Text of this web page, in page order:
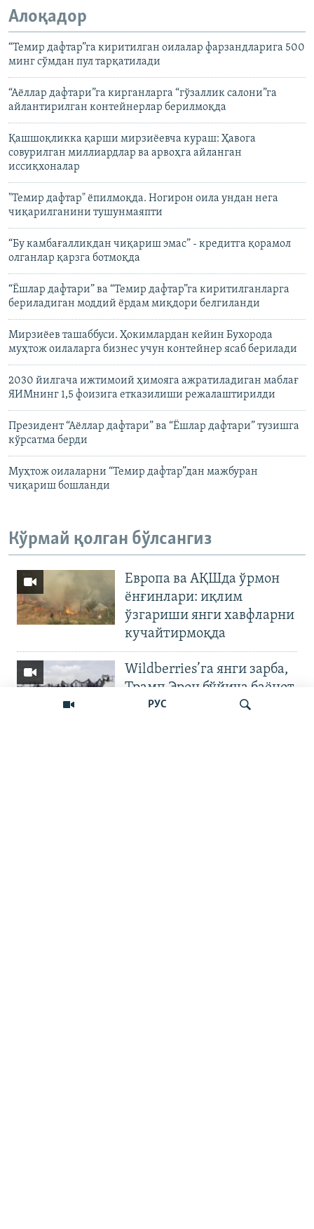
РУС
Алоқадор
“Темир дафтар”га киритилган оилалар фарзандларига 500
минг сўмдан пул тарқатилади
“Аёллар дафтари”га кирганларга “гўзаллик салони”га
айлантирилган контейнерлар берилмоқда
Қашшоқликка қарши мирзиëевча кураш: Ҳавога
совурилган миллиардлар ва арвоҳга айланган
иссиқхоналар
"Темир дафтар" ёпилмоқда. Ногирон оила ундан нега
чиқарилганини тушунмаяпти
“Бу камбағалликдан чиқариш эмас” - кредитга қорамол
олганлар қарзга ботмоқда
“Ёшлар дафтари” ва “Темир дафтар”га киритилганларга
бериладиган моддий ёрдам миқдори белгиланди
Мирзиёев ташаббуси. Ҳокимлардан кейин Бухорода
муҳтож оилаларга бизнес учун контейнер ясаб берилади
2030 йилгача ижтимоий ҳимояга ажратиладиган маблағ
ЯИМнинг 1,5 фоизига етказилиши режалаштирилди
Президент “Аёллар дафтари” ва “Ёшлар дафтари” тузишга
кўрсатма берди
Муҳтож оилаларни “Темир дафтар”дан мажбуран
чиқариш бошланди
Кўрмай қолган бўлсангиз
Европа ва АҚШда ўрмон
ёнғинлари: иқлим
ўзгариши янги хавфларни
кучайтирмоқда
Wildberries’га янги зарба,
Трамп Эрон бўйича баёнот
қилди